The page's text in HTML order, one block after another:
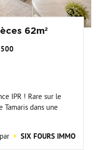
62m²
IPR ! Rare sur le
Tamaris dans une
SIX FOURS IMMO